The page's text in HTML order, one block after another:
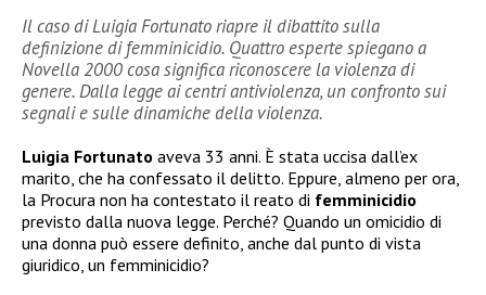
Il caso di Luigia Fortunato riapre il dibattito sulla
definizione di femminicidio. Quattro esperte spiegano a
Novella 2000 cosa significa riconoscere la violenza di
genere. Dalla legge ai centri antiviolenza, un confronto sui
segnali e sulle dinamiche della violenza.
Luigia Fortunato aveva 33 anni. È stata uccisa dall’ex
marito, che ha confessato il delitto. Eppure, almeno per ora,
la Procura non ha contestato il reato di femminicidio
previsto dalla nuova legge. Perché? Quando un omicidio di
una donna può essere definito, anche dal punto di vista
giuridico, un femminicidio?